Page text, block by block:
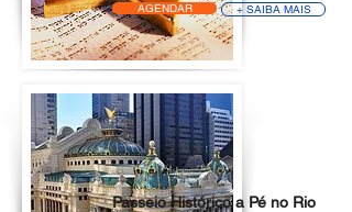
AGENDAR + SAIBA MAIS
Passeio Histórico a Pé no Rio